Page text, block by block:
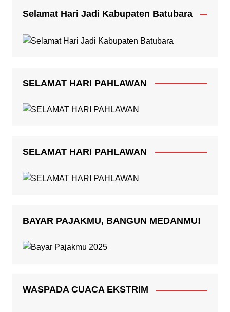
Selamat Hari Jadi Kabupaten Batubara
SELAMAT HARI PAHLAWAN
SELAMAT HARI PAHLAWAN
BAYAR PAJAKMU, BANGUN MEDANMU!
WASPADA CUACA EKSTRIM